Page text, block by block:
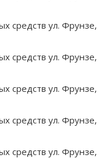
средств ул. Фрунзе,
средств ул. Фрунзе,
средств ул. Фрунзе,
средств ул. Фрунзе,
средств ул. Фрунзе,